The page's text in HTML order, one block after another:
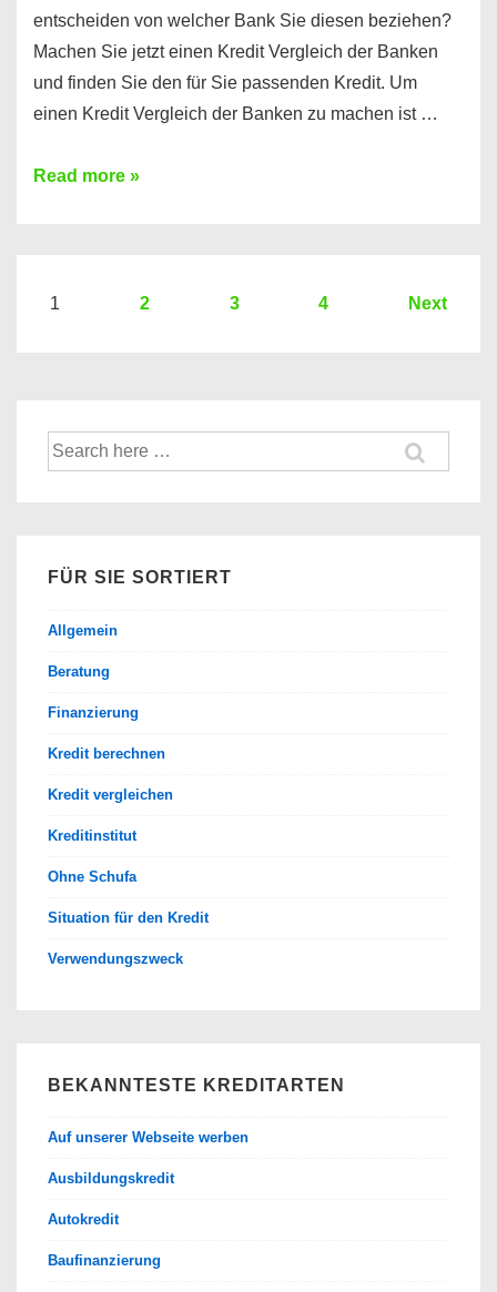
entscheiden von welcher Bank Sie diesen beziehen?
Machen Sie jetzt einen Kredit Vergleich der Banken
und finden Sie den für Sie passenden Kredit. Um
einen Kredit Vergleich der Banken zu machen ist …
Sie
Hier
Banken
Read more »
Seitennummerierung
1 2 3 4 Next
Suche
nach:
FÜR SIE SORTIERT
Allgemein
Beratung
Finanzierung
Kredit berechnen
Kredit vergleichen
Kreditinstitut
Ohne Schufa
Situation für den Kredit
Verwendungszweck
BEKANNTESTE KREDITARTEN
Auf unserer Webseite werben
Ausbildungskredit
Autokredit
Baufinanzierung